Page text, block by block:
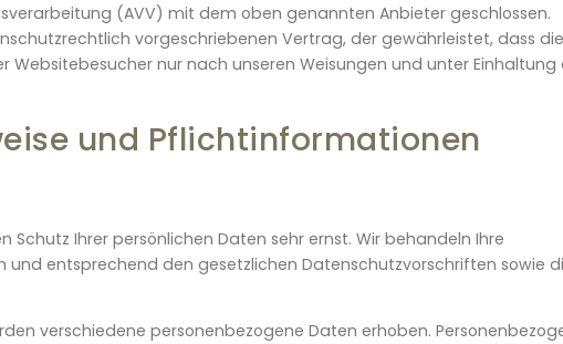
(AVV) mit dem oben genannten Anbieter geschlossen.
vorgeschriebenen Vertrag, der gewährleistet, dass
Websitebesucher nur nach unseren Weisungen und unter Einhaltung
und Pflicht­informationen
Schutz Ihrer persönlichen Daten sehr ernst. Wir behandeln Ihre
entsprechend den gesetzlichen Datenschutzvorschriften sowie
verschiedene personenbezogene Daten erhoben.